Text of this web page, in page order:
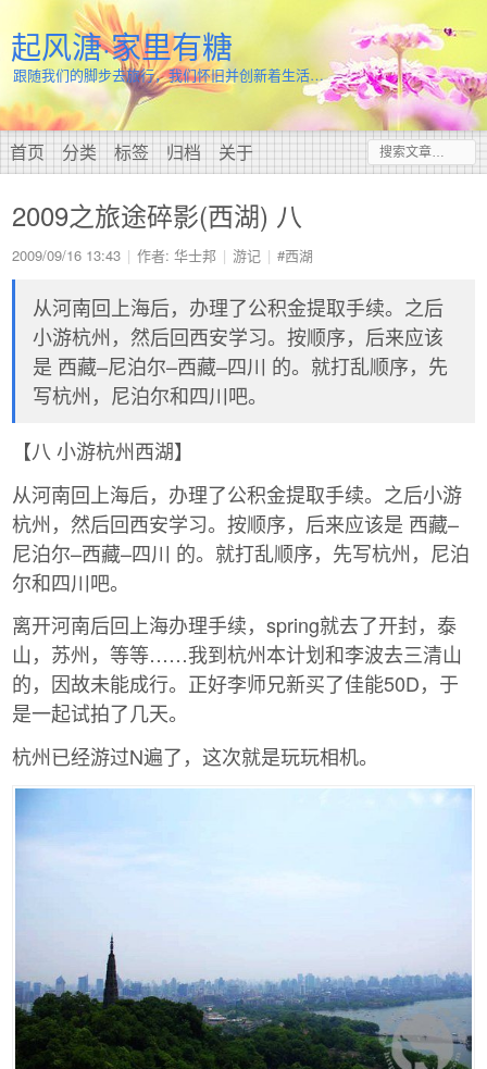
起风溏·家里有糖
跟随我们的脚步去旅行，我们怀旧并创新着生活…
首页 分类 标签 归档 关于
2009之旅途碎影(西湖) 八
2009/09/16 13:43 作者: 华士邦 游记 #西湖
从河南回上海后，办理了公积金提取手续。之后
小游杭州，然后回西安学习。按顺序，后来应该
是 西藏–尼泊尔–西藏–四川 的。就打乱顺序，先
写杭州，尼泊尔和四川吧。
【八 小游杭州西湖】
从河南回上海后，办理了公积金提取手续。之后小游
杭州，然后回西安学习。按顺序，后来应该是 西藏–
尼泊尔–西藏–四川 的。就打乱顺序，先写杭州，尼泊
尔和四川吧。
离开河南后回上海办理手续，spring就去了开封，泰
山，苏州，等等……我到杭州本计划和李波去三清山
的，因故未能成行。正好李师兄新买了佳能50D，于
是一起试拍了几天。
杭州已经游过N遍了，这次就是玩玩相机。